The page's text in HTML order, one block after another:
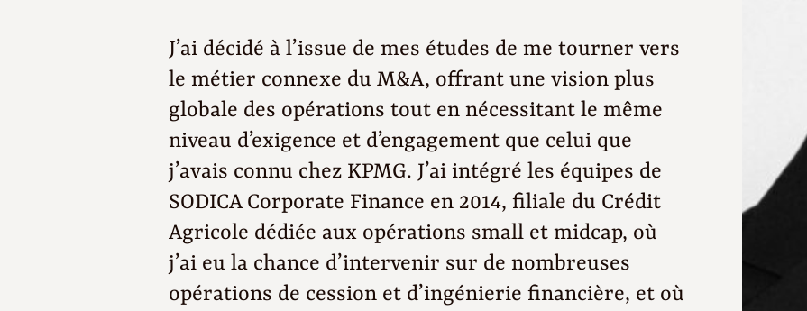
J’ai décidé à l’issue de mes études de me tourner vers
le métier connexe du M&A, offrant une vision plus
globale des opérations tout en nécessitant le même
niveau d’exigence et d’engagement que celui que
j’avais connu chez KPMG. J’ai intégré les équipes de
SODICA Corporate Finance en 2014, filiale du Crédit
Agricole dédiée aux opérations small et midcap, où
j’ai eu la chance d’intervenir sur de nombreuses
opérations de cession et d’ingénierie financière, et où